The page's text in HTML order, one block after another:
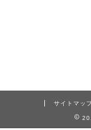
サイトマッ